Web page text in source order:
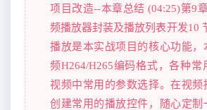
项目改造--本章总结 (04:25)第9
频播放器封装及播放列表开发10
播放是本实战项目的核心功能，
频H264/H265编码格式，各种常
视频中常用的参数选择。在视频
创建常用的播放控件，随心定制